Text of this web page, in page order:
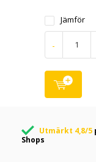
Jämför
-
Utmärkt 4,8/5
Shops